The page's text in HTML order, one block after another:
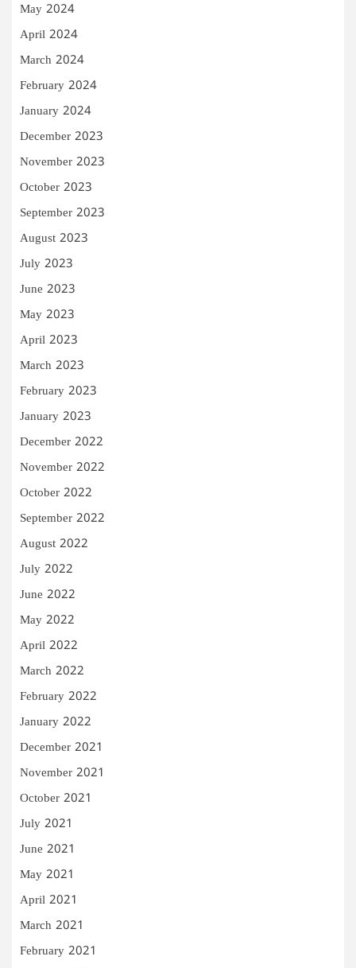
May 2024
April 2024
March 2024
February 2024
January 2024
December 2023
November 2023
October 2023
September 2023
August 2023
July 2023
June 2023
May 2023
April 2023
March 2023
February 2023
January 2023
December 2022
November 2022
October 2022
September 2022
August 2022
July 2022
June 2022
May 2022
April 2022
March 2022
February 2022
January 2022
December 2021
November 2021
October 2021
July 2021
June 2021
May 2021
April 2021
March 2021
February 2021